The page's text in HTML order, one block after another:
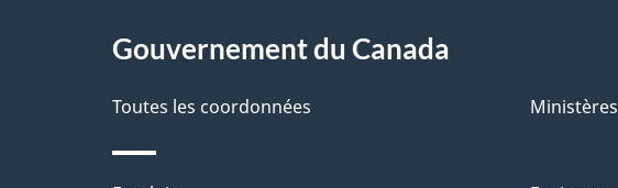
a
l
proposGouvernement du Canada
Toutes les coordonnées